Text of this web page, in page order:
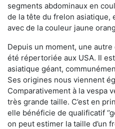
segments abdominaux en
de la tête du frelon asiatique,
avec de la couleur jaune
Depuis un moment, une
été répertoriée aux USA. Il
asiatique géant,
Ses origines nous viennent
Comparativement à la vespa
très grande taille. C’est en
elle bénéficie de qualificatif
on peut estimer la taille d’un